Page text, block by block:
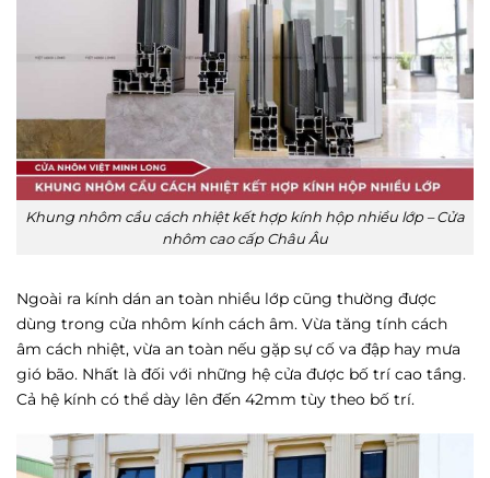
Khung nhôm cầu cách nhiệt kết hợp kính hộp nhiều lớp – Cửa
nhôm cao cấp Châu Âu
Ngoài ra kính dán an toàn nhiều lớp cũng thường được
dùng trong cửa nhôm kính cách âm. Vừa tăng tính cách
âm cách nhiệt, vừa an toàn nếu gặp sự cố va đập hay mưa
gió bão. Nhất là đối với những hệ cửa được bố trí cao tầng.
Cả hệ kính có thể dày lên đến 42mm tùy theo bố trí.